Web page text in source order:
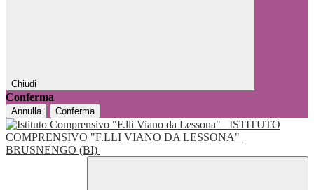
Chiudi
Conferma
Annulla Conferma
ISTITUTO
COMPRENSIVO "F.LLI VIANO DA LESSONA"
BRUSNENGO (BI)